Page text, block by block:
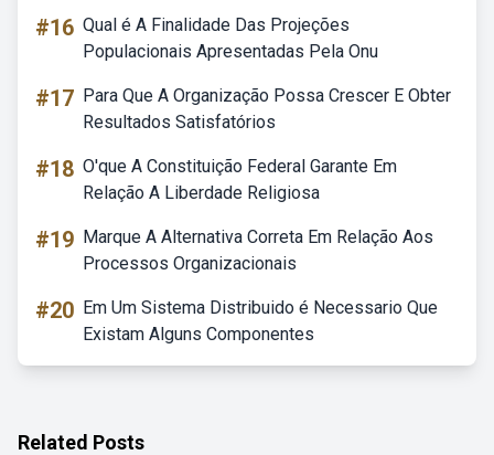
#16 Qual é A Finalidade Das Projeções
Populacionais Apresentadas Pela Onu
#17 Para Que A Organização Possa Crescer E Obter
Resultados Satisfatórios
#18 O'que A Constituição Federal Garante Em
Relação A Liberdade Religiosa
#19 Marque A Alternativa Correta Em Relação Aos
Processos Organizacionais
#20 Em Um Sistema Distribuido é Necessario Que
Existam Alguns Componentes
Related Posts